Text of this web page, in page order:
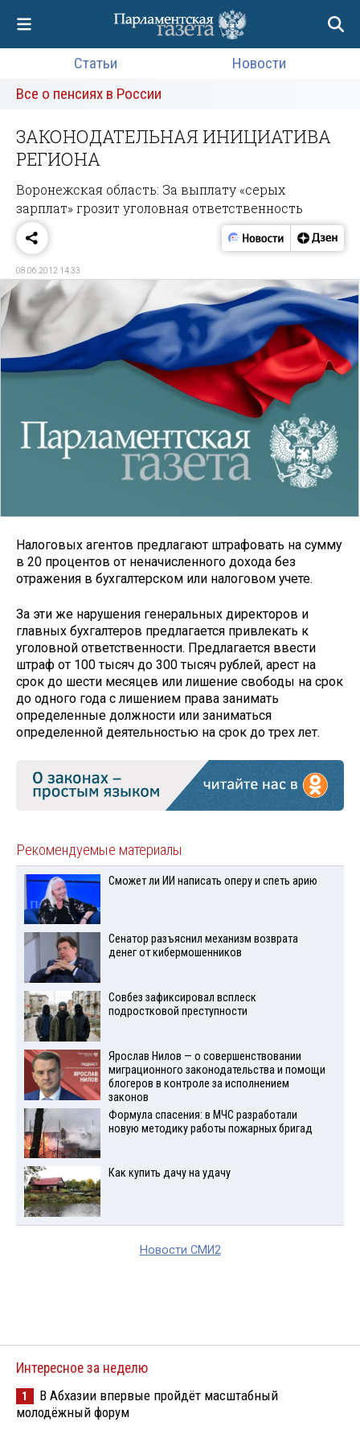
Статьи
Новости
Все о пенсиях в России
ЗАКОНОДАТЕЛЬНАЯ ИНИЦИАТИВА
РЕГИОНА
Воронежская область: За выплату «серых
зарплат» грозит уголовная ответственность
08.06.2012 14:33
Налоговых агентов предлагают штрафовать на сумму
в 20 процентов от неначисленного дохода без
отражения в бухгалтерском или налоговом учете.
За эти же нарушения генеральных директоров и
главных бухгалтеров предлагается привлекать к
уголовной ответственности. Предлагается ввести
штраф от 100 тысяч до 300 тысяч рублей, арест на
срок до шести месяцев или лишение свободы на срок
до одного года с лишением права занимать
определенные должности или заниматься
определенной деятельностью на срок до трех лет.
Рекомендуемые материалы
Сможет ли ИИ написать оперу и спеть арию
Сенатор разъяснил механизм возврата
денег от кибермошенников
Совбез зафиксировал всплеск
подростковой преступности
Ярослав Нилов — о совершенствовании
миграционного законодательства и помощи
блогеров в контроле за исполнением
законов
Формула спасения: в МЧС разработали
новую методику работы пожарных бригад
Как купить дачу на удачу
Новости СМИ2
Интересное за неделю
1
В Абхазии впервые пройдёт масштабный
молодёжный форум